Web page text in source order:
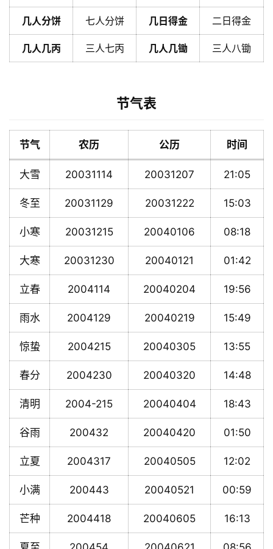
几人分饼 七人分饼 几日得金 二日得金
几人几丙 三人七丙 几人几锄 三人八锄
节气表
节气 农历 公历 时间
大雪 20031114 20031207 21:05
冬至 20031129 20031222 15:03
小寒 20031215 20040106 08:18
大寒 20031230 20040121 01:42
立春 2004114 20040204 19:56
雨水 2004129 20040219 15:49
惊蛰 2004215 20040305 13:55
春分 2004230 20040320 14:48
清明 2004-215 20040404 18:43
谷雨 200432 20040420 01:50
立夏 2004317 20040505 12:02
小满 200443 20040521 00:59
芒种 2004418 20040605 16:13